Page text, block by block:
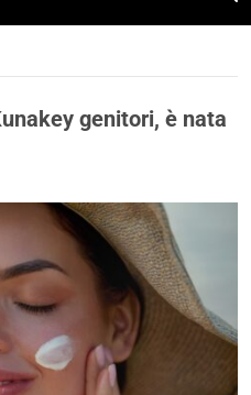
genitori, è nata